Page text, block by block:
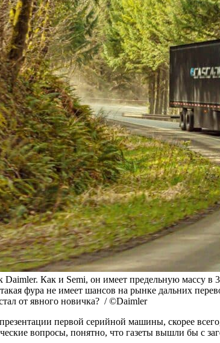
Daimler. Как и Semi, он имеет предельную массу
фура не имеет шансов на рынке дальних
от явного новичка? / ©Daimler
первой серийной машины, скорее
вопросы, понятно, что газеты вышли бы с